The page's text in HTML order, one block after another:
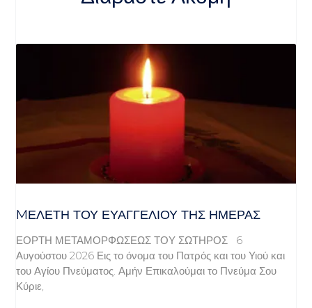
MΕΛΈΤΗ ΤΟΥ ΕΥΑΓΓΕΛΊΟΥ ΤΗΣ ΗΜΈΡΑΣ
ΕΟΡΤΗ ΜΕΤΑΜΟΡΦΩΣΕΩΣ ΤΟΥ ΣΩΤΗΡΟΣ 6
Αυγούστου 2026 Εις το όνομα του Πατρός και του Υιού και
του Αγίου Πνεύματος. Αμήν Επικαλούμαι το Πνεύμα Σου
Κύριε,